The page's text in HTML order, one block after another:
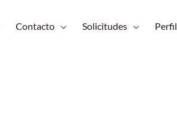
Contacto Solicitudes Perfil